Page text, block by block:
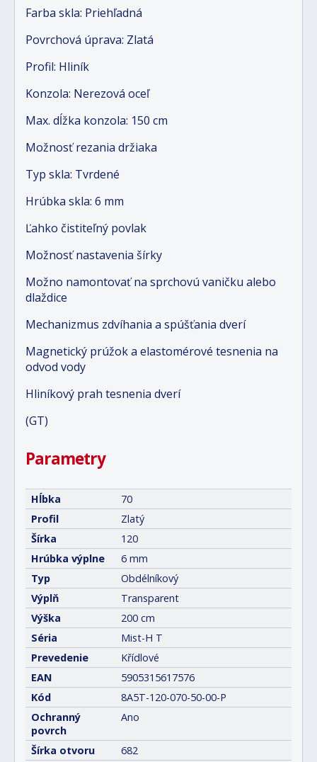
Farba skla: Priehľadná
Povrchová úprava: Zlatá
Profil: Hliník
Konzola: Nerezová oceľ
Max. dĺžka konzola: 150 cm
Možnosť rezania držiaka
Typ skla: Tvrdené
Hrúbka skla: 6 mm
Ľahko čistiteľný povlak
Možnosť nastavenia šírky
Možno namontovať na sprchovú vaničku alebo
dlaždice
Mechanizmus zdvíhania a spúšťania dverí
Magnetický prúžok a elastomérové tesnenia na
odvod vody
Hliníkový prah tesnenia dverí
(GT)
Parametry
Hĺbka
70
Profil
Zlatý
Šírka
120
Hrúbka výplne
6 mm
Typ
Obdélníkový
Výplň
Transparent
Výška
200 cm
Séria
Mist-H T
Prevedenie
Křídlové
EAN
5905315617576
Kód
8A5T-120-070-50-00-P
Ochranný
povrch
Ano
Šírka otvoru
682